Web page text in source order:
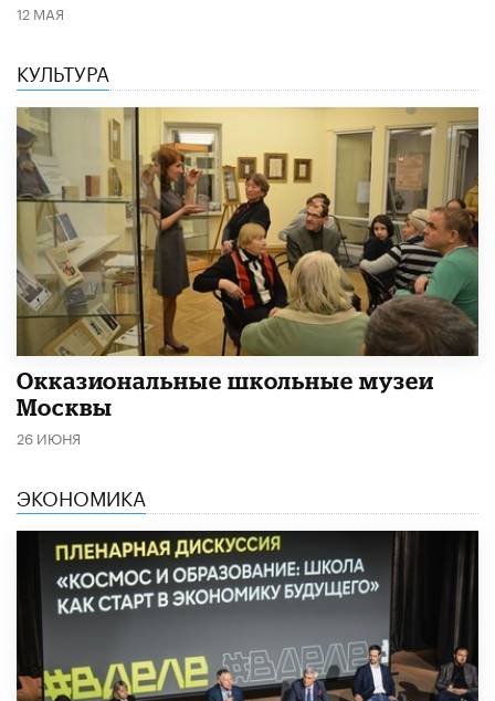
12 МАЯ
КУЛЬТУРА
​Окказиональные школьные музеи
Москвы
26 ИЮНЯ
ЭКОНОМИКА